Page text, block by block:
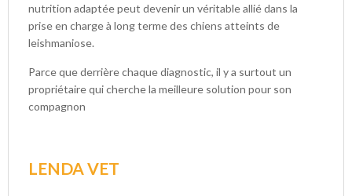
nutrition adaptée peut devenir un véritable allié dans la
prise en charge à long terme des chiens atteints de
leishmaniose.
Parce que derrière chaque diagnostic, il y a surtout un
propriétaire qui cherche la meilleure solution pour son
compagnon
LENDA VET